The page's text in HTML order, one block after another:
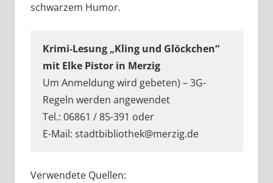
schwarzem Humor.
Krimi-Lesung „Kling und Glöckchen“
mit Elke Pistor in Merzig
Um Anmeldung wird gebeten) – 3G-
Regeln werden angewendet
Tel.: 06861 / 85-391 oder
E-Mail: stadtbibliothek@merzig.de
Verwendete Quellen: